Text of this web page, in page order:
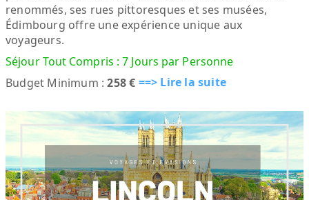
renommés, ses rues pittoresques et ses musées,
Édimbourg offre une expérience unique aux
voyageurs.
Séjour Tout Compris : 7 Jours par Personne
Budget Minimum :258 € ==> Lire la suite